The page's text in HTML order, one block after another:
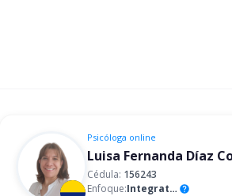
Psicóloga online
Cédula: 156243
Enfoque:
Integrativo help